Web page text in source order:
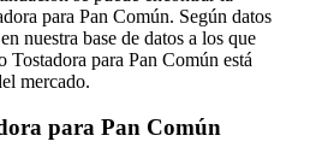
para Pan Común. Según datos
nuestra base de datos a los que
Tostadora para Pan Común está
mercado.
para Pan Común